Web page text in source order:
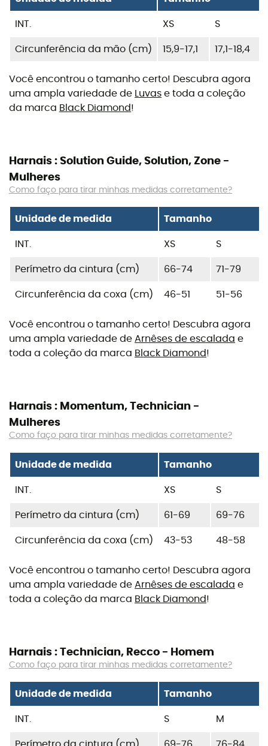
INT. XS S
Circunferência da mão (cm) 15,9-17,1 17,1-18,4
Você encontrou o tamanho certo! Descubra agora
uma ampla variedade de
Luvas e toda a coleção
da marca Black Diamond!
Harnais : Solution Guide, Solution, Zone -
Mulheres
Como faço para tirar minhas medidas corretamente?
Unidade de medida Tamanho
INT. XS S
Perímetro da cintura (cm) 66-74 71-79
Circunferência da coxa (cm) 46-51 51-56
Você encontrou o tamanho certo! Descubra agora
uma ampla variedade de Arnêses de escalada e
toda a coleção da marca Black Diamond!
Harnais : Momentum, Technician -
Mulheres
Como faço para tirar minhas medidas corretamente?
Unidade de medida Tamanho
INT. XS S
Perímetro da cintura (cm) 61-69 69-76
Circunferência da coxa (cm) 43-53 48-58
Você encontrou o tamanho certo! Descubra agora
uma ampla variedade de Arnêses de escalada e
toda a coleção da marca Black Diamond!
Harnais : Technician, Recco - Homem
Como faço para tirar minhas medidas corretamente?
Unidade de medida Tamanho
INT. S M
Perímetro da cintura (cm) 69-76 76-84